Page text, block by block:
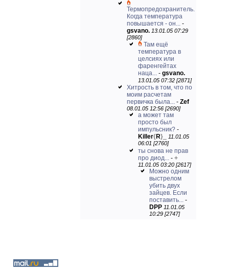
Термопредохранитель.
Когда температура
повышается - он... -
gsvano. 13.01.05 07:29
[2860]
Там ещё
температура в
целсиях или
фаренгейтах
наца... - gsvano.
13.01.05 07:32 [2871]
Хитрость в том, что по
моим расчетам
первичка была... - Zef
08.01.05 12:56 [2690]
а может там
просто был
импульсник? -
Killer{R} 11.01.05
06:01 [2760]
ты снова не прав
про диод... - +
11.01.05 03:20 [2617]
Можно одним
выстрелом
убить двух
зайцев. Если
поставить... -
DPP 11.01.05
10:29 [2747]